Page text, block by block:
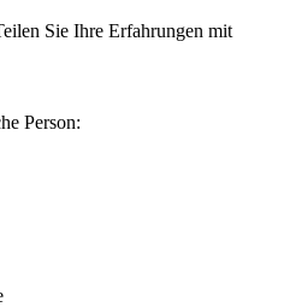
Sie Ihre Erfahrungen mit
Person: